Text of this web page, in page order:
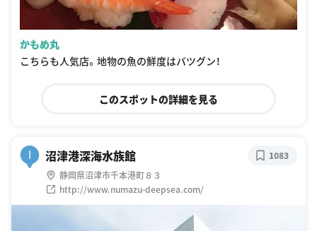
かもめ丸
こちらも人気店。地物の魚の鮮度はバツグン！
このスポットの詳細を見る
沼津港深海水族館
静岡県沼津市千本港町８３
http://www.numazu-deepsea.com/
1083